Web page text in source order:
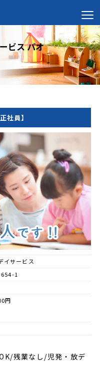
ビス パオ
社員】
イサービス
654-1
円
残業なし/児発・放デ